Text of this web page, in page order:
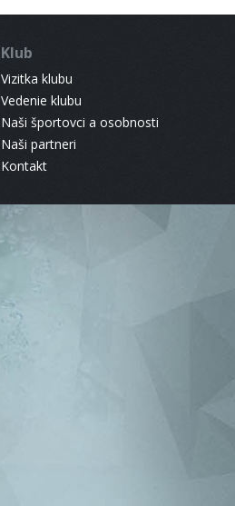
Klub
Vizitka klubu
Vedenie klubu
Naši športovci a osobnosti
Naši partneri
Kontakt